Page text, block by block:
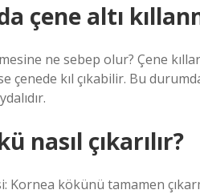
çene altı
ne sebep olur? Çene
çenede kıl çıkabilir. Bu
nasıl çıkarılır?
Kornea kökünü tamamen